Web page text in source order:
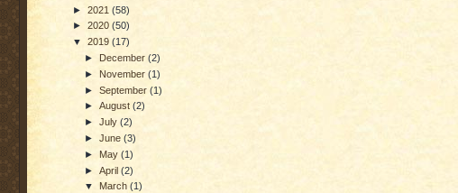
► 2021 (58)
► 2020 (50)
▼ 2019 (17)
►December(2)
► November(1)
►September(1)
►August(2)
►July(2)
►June(3)
►May(1)
►April(2)
▼ March(1)